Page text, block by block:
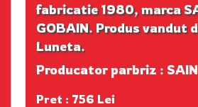
fabricatie 1980, marca
GOBAIN. Produs vandut
Luneta.
Producator parbriz :
Pret : 756 Lei